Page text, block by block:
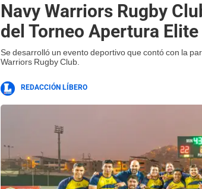
Navy Warriors Rugby
del Torneo Apertura Elite
Se desarrolló un evento deportivo que contó con la
Warriors Rugby Club.
REDACCIÓN LÍBERO